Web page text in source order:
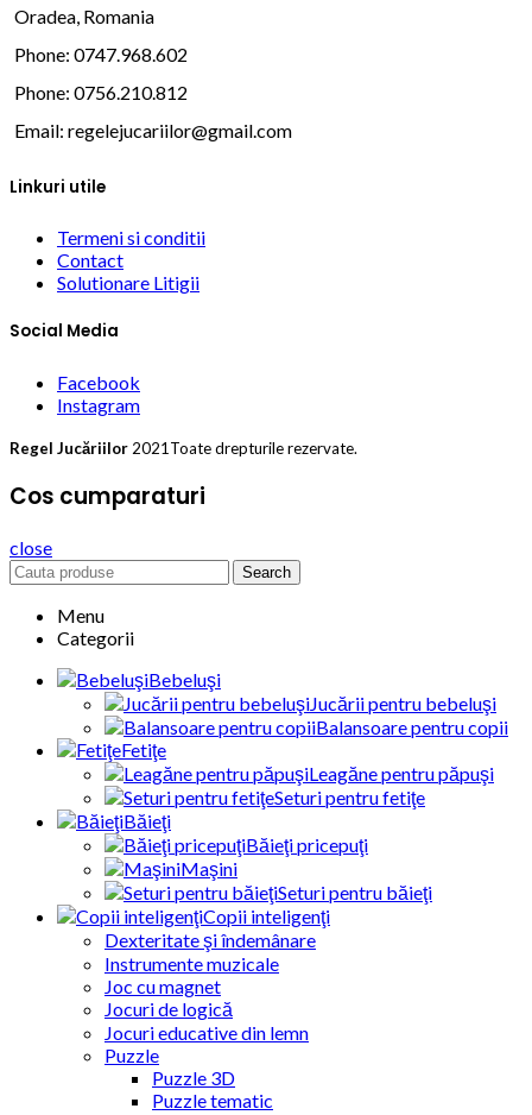
Oradea, Romania
Phone: 0747.968.602
Phone: 0756.210.812
Email: regelejucariilor@gmail.com
Linkuri utile
Termeni si conditii
Contact
Solutionare Litigii
Social Media
Facebook
Instagram
Regel Jucăriilor 2021Toate drepturile rezervate.
Cos cumparaturi
close
Search
Menu
Categorii
Bebeluşi
Jucării pentru bebeluşi
Balansoare pentru copii
Fetiţe
Leagăne pentru păpuşi
Seturi pentru fetiţe
Băieţi
Băieţi pricepuţi
Maşini
Seturi pentru băieţi
Copii inteligenţi
Dexteritate şi îndemânare
Instrumente muzicale
Joc cu magnet
Jocuri de logică
Jocuri educative din lemn
Puzzle
Puzzle 3D
Puzzle tematic